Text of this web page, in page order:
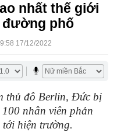
nhất thế giới
phố
17/12/2022
thủ đô Berlin, Đức bị
nhân viên phản
hiện trường.